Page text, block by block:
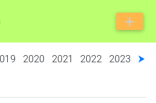
2020 2021 2022 2023 ⮞